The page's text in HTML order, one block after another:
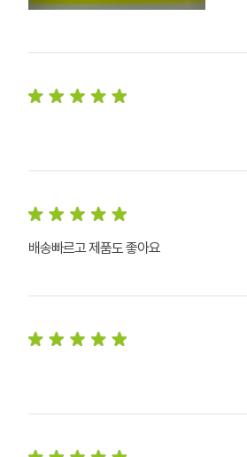
배송빠르고 제품도 좋아요